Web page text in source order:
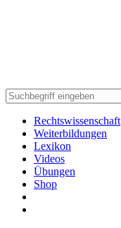
Rechtswissenschaft
Weiterbildungen
Lexikon
Videos
Übungen
Shop